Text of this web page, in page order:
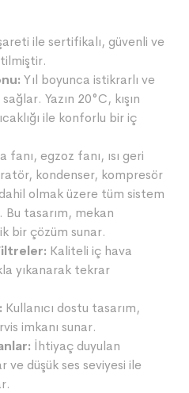
ile sertifikalı, güvenli ve
Yıl boyunca istikrarlı ve
Yazın 20°C, kışın
ile konforlu bir iç
fanı, egzoz fanı, ısı geri
kondenser, kompresör
olmak üzere tüm sistem
Bu tasarım, mekan
bir çözüm sunar.
Kaliteli iç hava
yıkanarak tekrar
Kullanıcı dostu tasarım,
imkanı sunar.
İhtiyaç duyulan
ve düşük ses seviyesi ile